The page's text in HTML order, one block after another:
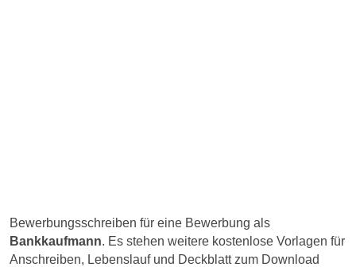
Bewerbungsschreiben für eine Bewerbung als
Bankkaufmann. Es stehen weitere kostenlose Vorlagen für
Anschreiben, Lebenslauf und Deckblatt zum Download